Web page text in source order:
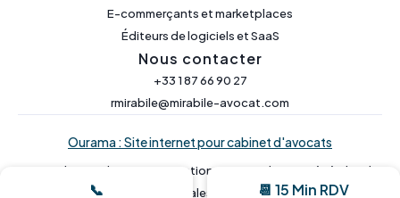
E-commerçants et marketplaces
Éditeurs de logiciels et SaaS
Nous contacter
+33 1 87 66 90 27
rmirabile@mirabile-avocat.com
Ourama : Site internet pour cabinet d'avocats
Politique de
confidentialité
Mentions
legales
Conditions générales de
vente
📞 📆 15 Min RDV